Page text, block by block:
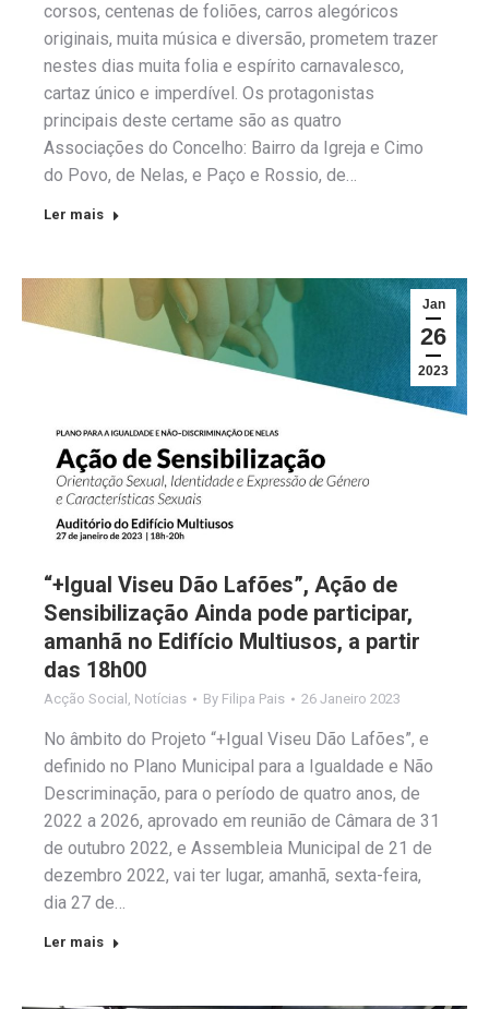
corsos, centenas de foliões, carros alegóricos
originais, muita música e diversão, prometem trazer
nestes dias muita folia e espírito carnavalesco,
cartaz único e imperdível. Os protagonistas
principais deste certame são as quatro
Associações do Concelho: Bairro da Igreja e Cimo
do Povo, de Nelas, e Paço e Rossio, de…
Ler mais
Jan
26
2023
“+Igual Viseu Dão Lafões”, Ação de
Sensibilização Ainda pode participar,
amanhã no Edifício Multiusos, a partir
das 18h00
Acção Social Notícias By Filipa Pais 26 Janeiro 2023
No âmbito do Projeto “+Igual Viseu Dão Lafões”, e
definido no Plano Municipal para a Igualdade e Não
Descriminação, para o período de quatro anos, de
2022 a 2026, aprovado em reunião de Câmara de 31
de outubro 2022, e Assembleia Municipal de 21 de
dezembro 2022, vai ter lugar, amanhã, sexta-feira,
dia 27 de…
Ler mais